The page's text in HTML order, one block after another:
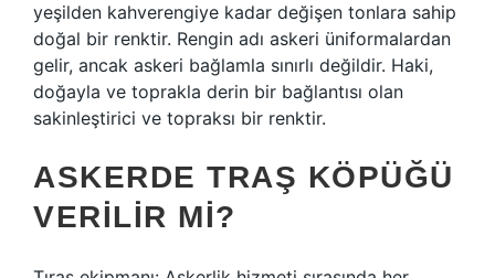
yeşilden kahverengiye kadar değişen tonlara sahip
doğal bir renktir. Rengin adı askeri üniformalardan
gelir, ancak askeri bağlamla sınırlı değildir. Haki,
doğayla ve toprakla derin bir bağlantısı olan
sakinleştirici ve topraksı bir renktir.
ASKERDE TRAŞ KÖPÜĞÜ
VERILIR MI?